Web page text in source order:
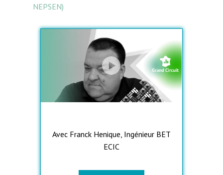
NEPSEN)
Avec Franck Henique, Ingénieur BET
ECIC